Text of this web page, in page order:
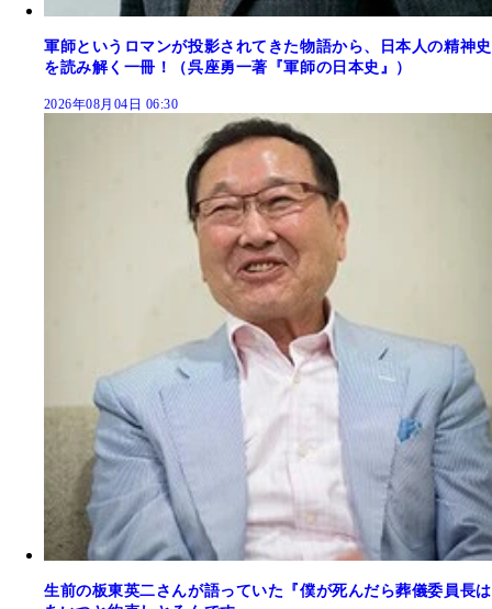
軍師というロマンが投影されてきた物語から、日本人の精神史
を読み解く一冊！（呉座勇一著『軍師の日本史』）
2026年08月04日 06:30
生前の板東英二さんが語っていた『僕が死んだら葬儀委員長は